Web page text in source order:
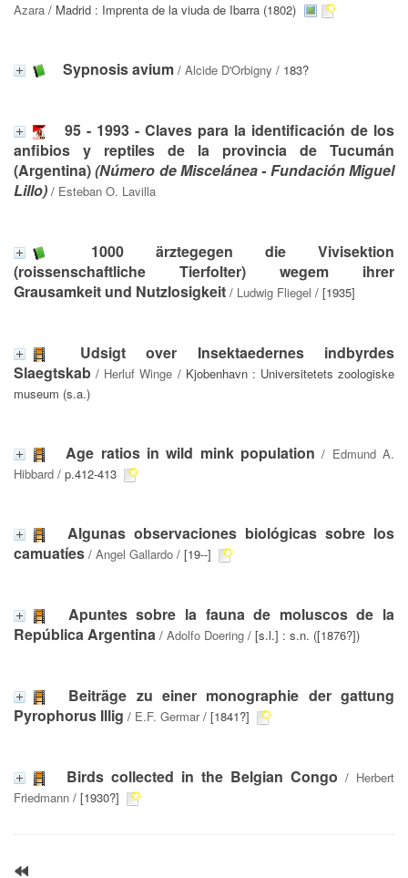
Azara / Madrid : Imprenta de la viuda de Ibarra (1802)
Sypnosis avium / Alcide D'Orbigny / 183?
95 - 1993 - Claves para la identificación de los
anfibios y reptiles de la provincia de Tucumán
(Argentina)(Número de Miscelánea - Fundación Miguel
Lillo) / Esteban O. Lavilla
1000 ärztegegen die Vivisektion
(roissenschaftliche Tierfolter) wegem ihrer
Grausamkeit und Nutzlosigkeit / Ludwig Fliegel / [1935]
Udsigt over Insektaedernes indbyrdes
Slaegtskab / Herluf Winge / Kjobenhavn : Universitetets zoologiske
museum (s.a.)
Age ratios in wild mink population / Edmund A.
Hibbard / p.412-413
Algunas observaciones biológicas sobre los
camuatíes / Angel Gallardo / [19--]
Apuntes sobre la fauna de moluscos de la
República Argentina / Adolfo Doering / [s.l.] : s.n. ([1876?])
Beiträge zu einer monographie der gattung
Pyrophorus Illig / E.F. Germar/ [1841?]
Birds collected in the Belgian Congo / Herbert
Friedmann / [1930?]